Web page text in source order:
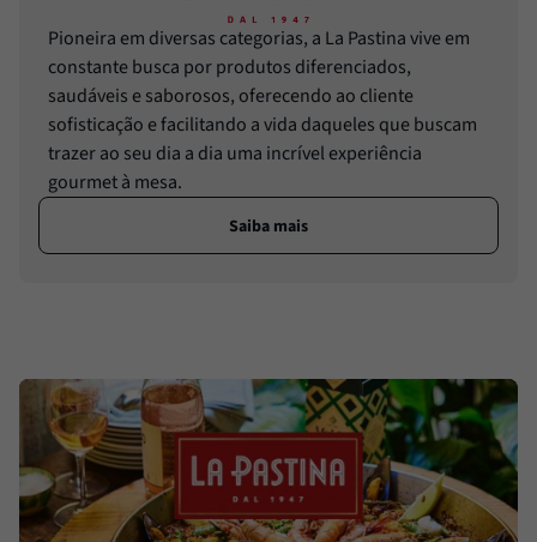
Pioneira em diversas categorias, a La Pastina vive em
constante busca por produtos diferenciados,
saudáveis e saborosos, oferecendo ao cliente
sofisticação e facilitando a vida daqueles que buscam
trazer ao seu dia a dia uma incrível experiência
gourmet à mesa.
Saiba mais